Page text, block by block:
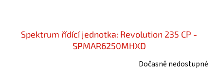
Spektrum řídící jednotka: Revolution 235 CP -
SPMAR6250MHXD
Dočasně nedostupné